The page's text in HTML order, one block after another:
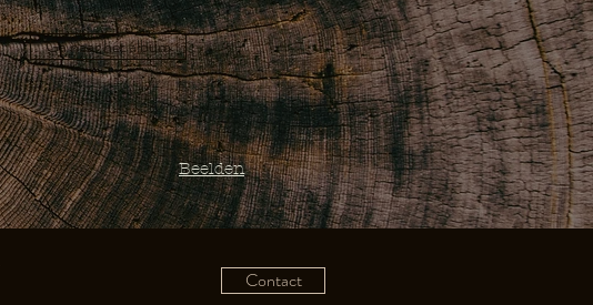
Ga naar het album
Beelden
Contact